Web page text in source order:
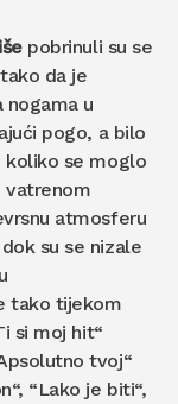
pobrinuli su se
da je
u
pogo, a bilo
koliko se moglo
vatrenom
atmosferu
su se nizale
tako tijekom
si moj hit“
tvoj“
“Lako je biti“,